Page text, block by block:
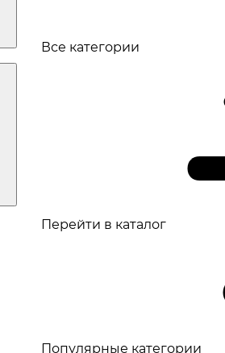
Все катeгории
Перейти в каталог
Популярные категории